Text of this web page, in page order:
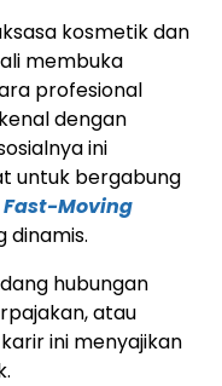
kosmetik dan
membuka
profesional
dengan
ini
untuk bergabung
Fast-Moving
dinamis.
hubungan
atau
ini menyajikan